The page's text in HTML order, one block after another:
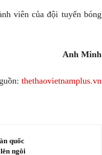
viên của đội tuyển bóng
Anh Minh
thethaovietnamplus.vn
quốc
ngôi